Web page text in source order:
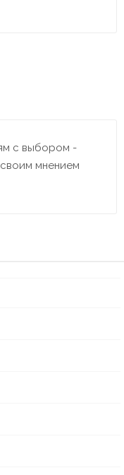
с выбором -
мнением